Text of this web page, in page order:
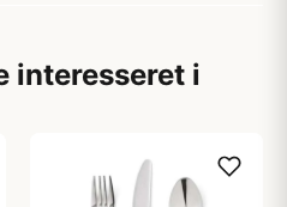
interesseret i